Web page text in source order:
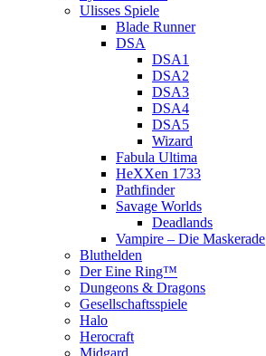
Ulisses Spiele
Blade Runner
DSA
DSA1
DSA2
DSA3
DSA4
DSA5
Wizard
Fabula Ultima
HeXXen 1733
Pathfinder
Savage Worlds
Deadlands
Vampire – Die Maskerade
Bluthelden
Der Eine Ring™
Dungeons & Dragons
Gesellschaftsspiele
Halo
Herocraft
Midgard